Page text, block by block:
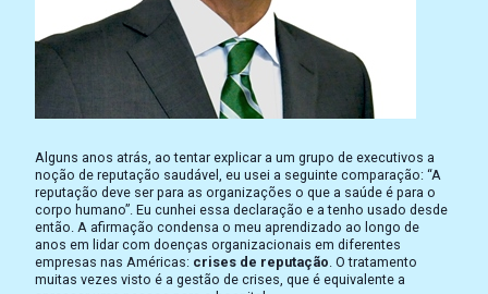
Alguns anos atrás, ao tentar explicar a um grupo de executivos a
noção de reputação saudável, eu usei a seguinte comparação: “A
reputação deve ser para as organizações o que a saúde é para o
corpo humano”. Eu cunhei essa declaração e a tenho usado desde
então. A afirmação condensa o meu aprendizado ao longo de
anos em lidar com doenças organizacionais em diferentes
empresas nas Américas: crises de reputação. O tratamento
muitas vezes visto é a gestão de crises, que é equivalente a